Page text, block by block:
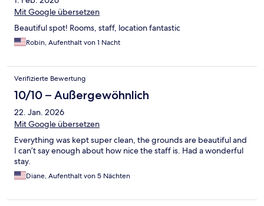
Mit Google übersetzen
Beautiful spot! Rooms, staff, location fantastic
Robin, Aufenthalt von 1 Nacht
Verifizierte Bewertung
10/10 – Außergewöhnlich
22. Jan. 2026
Mit Google übersetzen
Everything was kept super clean, the grounds are beautiful and
I can’t say enough about how nice the staff is. Had a wonderful
stay.
Diane, Aufenthalt von 5 Nächten